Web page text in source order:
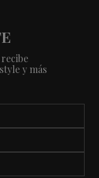
y más